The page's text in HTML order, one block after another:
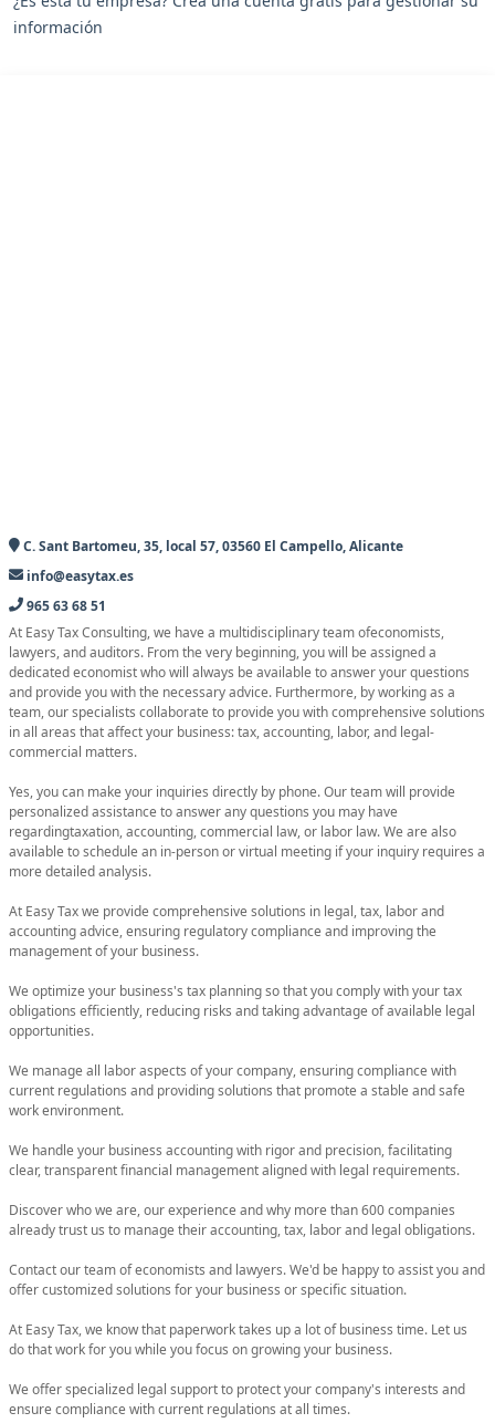
información
C. Sant Bartomeu, 35, local 57, 03560 El Campello, Alicante
info@easytax.es
965 63 68 51
At Easy Tax Consulting, we have a multidisciplinary team ofeconomists,
lawyers, and auditors. From the very beginning, you will be assigned a
dedicated economist who will always be available to answer your questions
and provide you with the necessary advice. Furthermore, by working as a
team, our specialists collaborate to provide you with comprehensive solutions
in all areas that affect your business: tax, accounting, labor, and legal-
commercial matters.
Yes, you can make your inquiries directly by phone. Our team will provide
personalized assistance to answer any questions you may have
regardingtaxation, accounting, commercial law, or labor law. We are also
available to schedule an in-person or virtual meeting if your inquiry requires a
more detailed analysis.
At Easy Tax we provide comprehensive solutions in legal, tax, labor and
accounting advice, ensuring regulatory compliance and improving the
management of your business.
We optimize your business's tax planning so that you comply with your tax
obligations efficiently, reducing risks and taking advantage of available legal
opportunities.
We manage all labor aspects of your company, ensuring compliance with
current regulations and providing solutions that promote a stable and safe
work environment.
We handle your business accounting with rigor and precision, facilitating
clear, transparent financial management aligned with legal requirements.
Discover who we are, our experience and why more than 600 companies
already trust us to manage their accounting, tax, labor and legal obligations.
Contact our team of economists and lawyers. We'd be happy to assist you and
offer customized solutions for your business or specific situation.
At Easy Tax, we know that paperwork takes up a lot of business time. Let us
do that work for you while you focus on growing your business.
We offer specialized legal support to protect your company's interests and
ensure compliance with current regulations at all times.